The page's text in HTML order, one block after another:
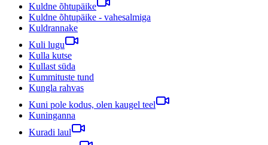
Kuldne õhtupäike
Kuldne õhtupäike - vahesalmiga
Kuldrannake
Kuli lugu
Kulla kutse
Kullast süda
Kummituste tund
Kungla rahvas
Kuni pole kodus, olen kaugel teel
Kuninganna
Kuradi laul